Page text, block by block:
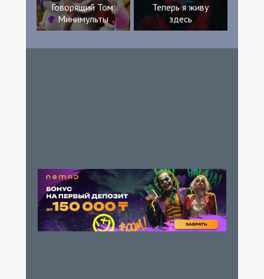
Говорящий Том:
Минимульты
Теперь я живу
здесь